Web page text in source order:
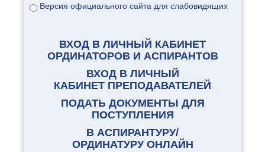
Версия официального сайта для слабовидящих
ВХОД В ЛИЧНЫЙ КАБИНЕТ
ОРДИНАТОРОВ И АСПИРАНТОВ
ВХОД В ЛИЧНЫЙ
КАБИНЕТ ПРЕПОДАВАТЕЛЕЙ
ПОДАТЬ ДОКУМЕНТЫ ДЛЯ
ПОСТУПЛЕНИЯ
В АСПИРАНТУРУ/
ОРДИНАТУРУ ОНЛАЙН